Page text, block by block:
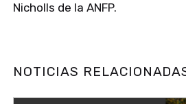
Nicholls de la ANFP.
NOTICIAS